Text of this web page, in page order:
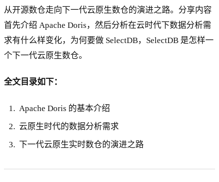
从开源数仓走向下一代云原生数仓的演进之路。分享内容
首先介绍 Apache Doris，然后分析在云时代下数据分析需
求有什么样变化，为何要做 SelectDB，SelectDB 是怎样一
个下一代云原生数仓。
全文目录如下：
Apache Doris 的基本介绍
云原生时代的数据分析需求
下一代云原生实时数仓的演进之路